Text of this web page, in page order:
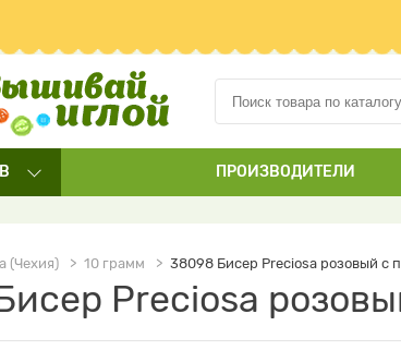
ПРОИЗВОДИТЕЛИ
(Чехия) 10 грамм 38098 Бисер Preciosa розовый с
Preciosa